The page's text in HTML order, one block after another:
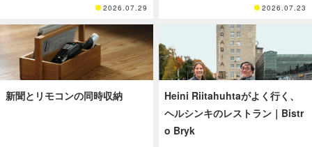
2026.07.29 2026.07.23
新聞とリモコンの同時収納
Heini Riitahuhtaがよく行く、
ヘルシンキのレストラン｜Bistr
o Bryk